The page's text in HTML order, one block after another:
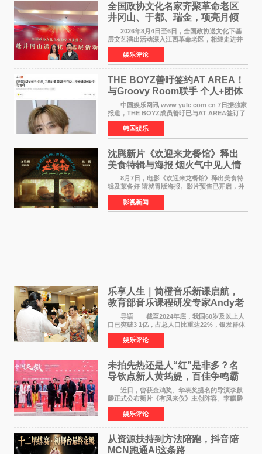
全国政协文化名家齐聚革命老区
井冈山、于都、瑞金，项亮月倾
情献唱《桃花谣》致敬红色沃土
2026年8月4日至6日，全国政协送文化下基
层文艺演出活动深入江西革命老区，相继走进井
冈山、于都长征出发地、瑞金三地。由全国政协
文化文史和学习委员会副主任、甘肃省政协原主
席欧阳坚率团，一
娱乐评论
THE BOYZ善旴签约AT AREA！
与Groovy Room联手 个人+团体
活动并行
中国娱乐网讯 www yule com cn 7日据独家
报道，THE BOYZ成员善旴已与AT AREA签订了
专属合约。AT AREA是由知名制作人组合
Groovy Room创立的hip-hop厂牌，旗下拥有多
位实力派音乐人，在韩
韩国娱乐
沈腾新片《欢迎来龙餐馆》释出
美食特辑与海报 烟火气中见人情
温暖
8月7日，电影《欢迎来龙餐馆》释出美食特
辑及菜备好 请就胃版海报。影片预售已开启，并
将于8月8日至10日14:00-21:00举行全国超前点
映。电影《欢迎来龙餐馆》作为战争美食喜剧大
片，讲述了中国
影视新闻
乐享人生｜简橙音乐新课启航，
教育部音乐课程研发专家Andy老
师重磅入驻领航银龄琴声
导语 截至2024年底，我国60岁及以上人
口已突破3 1亿，占总人口比重达22%，银发群体
的精神文化需求日益凸显。2024年1月，国务院办
公厅印发《关于发展银发经济增进老年人福祉的
意见》——这是
娱乐评论
未拍先热还是人“红”是非多？名
导钦点新人黄筠媞，百佳争鸣霸
气回应
近日，曾获金鸡奖、华表奖提名的导演李麒
麟正式公布新片《有凤来仪》主创阵容。李麒麟
早年凭电影《华容道》获得金鸡奖、华表奖提
名，此后长期参与国内外电影制作，其担任制片
人参与的作品亦曾
娱乐评论
从资源扶持到方法陪跑，抖音陪
MCN跑通AI这条路